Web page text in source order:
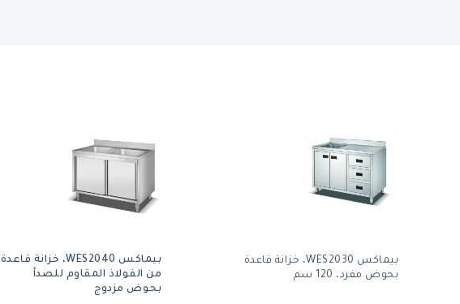
بيماكس WES2030، خزانة قاعدة
بحوض مفرد، 120 سم
بيماكس WES2040، خزانة قاعدة
من الفولاذ المقاوم للصدأ
بحوض مزدوج